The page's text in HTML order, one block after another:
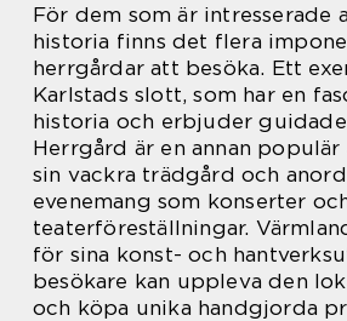
För dem som är intresserade
historia finns det flera
herrgårdar att besöka. Ett
Karlstads slott, som har en
historia och erbjuder guidade
Herrgård är en annan
sin vackra trädgård och
evenemang som konserter
teaterföreställningar.
för sina konst- och
besökare kan uppleva den
och köpa unika handgjorda